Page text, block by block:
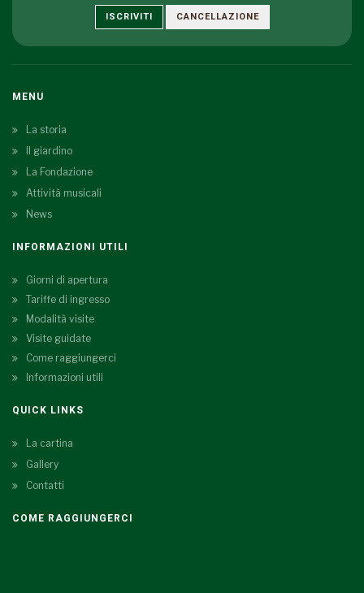
ISCRIVITI CANCELLAZIONE
MENU
La storia
Il giardino
La Fondazione
Attività musicali
News
INFORMAZIONI UTILI
Giorni di apertura
Tariffe di ingresso
Modalità visite
Visite guidate
Come raggiungerci
Informazioni utili
QUICK LINKS
La cartina
Gallery
Contatti
COME RAGGIUNGERCI